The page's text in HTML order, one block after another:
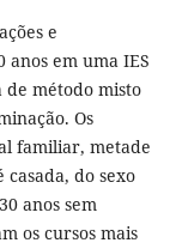
e
anos em uma IES
método misto
Os
familiar, metade
do sexo
anos sem
os cursos mais